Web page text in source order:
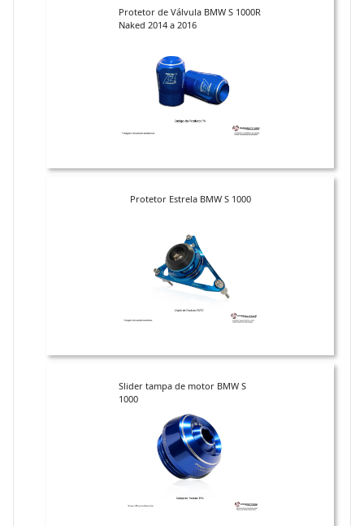
Protetor de Válvula BMW S 1000R
Naked 2014 a 2016
Protetor Estrela BMW S 1000
Slider tampa de motor BMW S
1000